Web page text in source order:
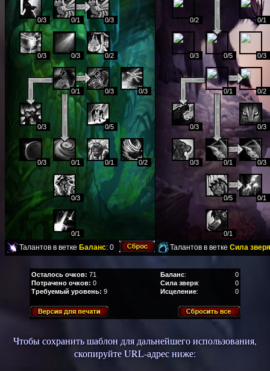
0/3 0/1 0/3
0/3 0/3 0/2
0/1 0/3 0/3
0/3 0/5
0/3 0/1 0/1 0/2
0/3
0/1
Талантов в ветке Баланс: 0
0/2 0/1
0/3 0/5 0/3
0/1 0/2
0/3 0/3
0/3 0/1 0/3
0/5 0/1
0/1
Талантов в ветке Сила зверя
Осталось очков: 71
Потрачено очков: 0
Требуемый уровень: 9
Баланс:
0
Сила зверя:
0
Исцеление: 0
Чтобы сохранить шаблон для дальнейшего использования,
скопируйте URL-адрес ниже: